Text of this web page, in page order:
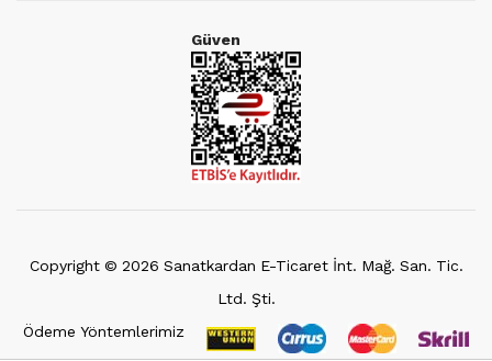
Güven
Copyright © 2026 Sanatkardan E-Ticaret İnt. Mağ. San. Tic.
Ltd. Şti.
Ödeme Yöntemlerimiz